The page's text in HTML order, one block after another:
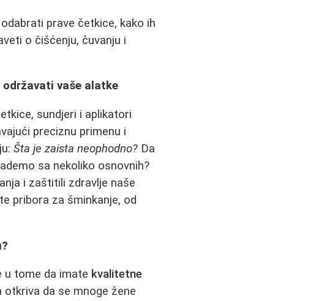
prave četkice, kako ih
o čišćenju, čuvanju i
vaše alatke
sundjeri i aplikatori
preciznu primenu i
Šta je zaista neophodno? Da
sa nekoliko osnovnih?
i zaštitili zdravlje naše
pribora za šminkanje, od
u tome da imate kvalitetne
da se mnoge žene